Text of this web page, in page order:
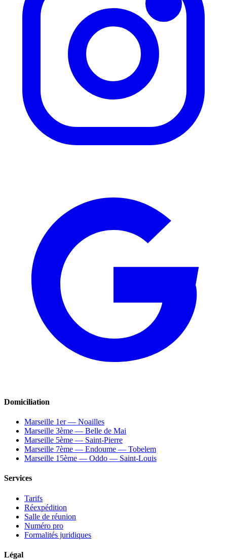
Domiciliation
Marseille 1er — Noailles
Marseille 3ème — Belle de Mai
Marseille 5ème — Saint-Pierre
Marseille 7ème — Endoume — Tobelem
Marseille 15ème — Oddo — Saint-Louis
Services
Tarifs
Réexpédition
Salle de réunion
Numéro pro
Formalités juridiques
Légal